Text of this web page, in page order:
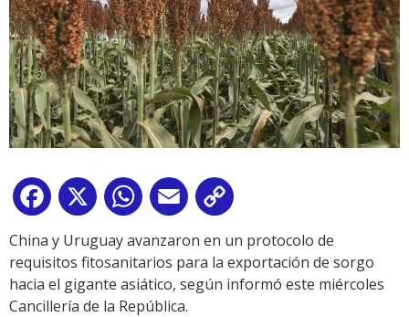
Facebook
X WhatsApp
Email
Link
China y Uruguay avanzaron en un protocolo de
requisitos fitosanitarios para la exportación de sorgo
hacia el gigante asiático, según informó este miércoles
Cancillería de la República.